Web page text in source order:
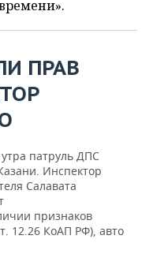
ПРАВ
утра патруль ДПС
Инспектор
Салавата
признаков
12.26 КоАП РФ), авто